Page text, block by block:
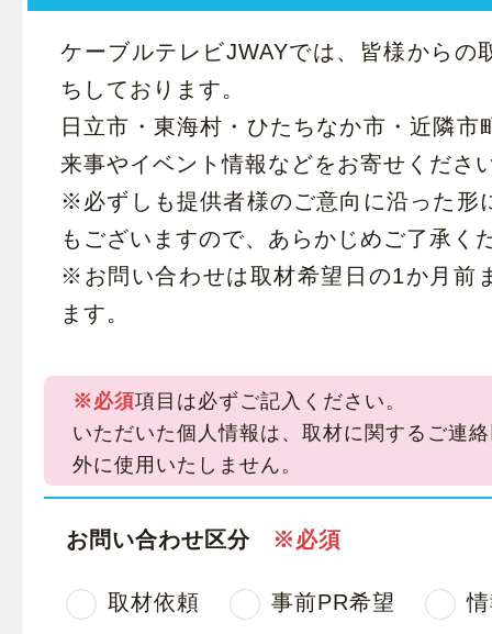
ケーブルテレビJWAYでは、皆様からの
ちしております。
日立市・東海村・ひたちなか市・近隣市
来事やイベント情報などをお寄せくださ
※必ずしも提供者様のご意向に沿った形
もございますので、あらかじめご了承く
※お問い合わせは取材希望日の1か月前
ます。
※必須項目は必ずご記入ください。
いただいた個人情報は、取材に関するご連
外に使用いたしません。
お問い合わせ区分
取材依頼 事前PR希望